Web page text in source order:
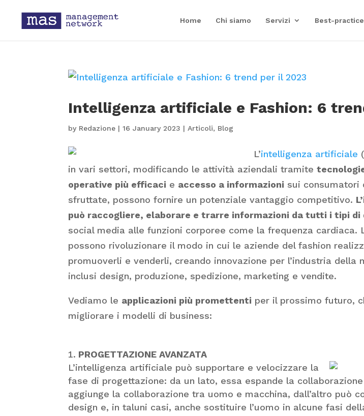
Home Chi siamo Servizi Best-practice
Intelligenza artificiale e Fashion: 6
by Redazione |16 January 2023 | Articoli, Blog
L’intelligenza artificiale
in vari settori, modificando le attività aziendali tramite
operative più efficaci e accesso a informazioni sui consumatori
sfruttate, possono fornire un potenziale vantaggio competitivo.
può raccogliere, elaborare e trarre informazioni da tutti i tipi di
social media alle funzioni corporee come la frequenza cardiaca.
possono rivoluzionare il modo in cui le aziende del fashion
promuoverli e venderli, creando innovazione per l’industria della
inclusi design, produzione, spedizione, marketing e vendite.
Vediamo le applicazioni più promettenti per il prossimo futuro,
migliorare i modelli di business:
PROGETTAZIONE AVANZATA
L’intelligenza artificiale può supportare e velocizzare la
fase di progettazione: da un lato, essa espande la
aggiunge la collaborazione tra uomo e macchina, dall’altro può
design e, in taluni casi, anche sostituire l’uomo in alcune fasi